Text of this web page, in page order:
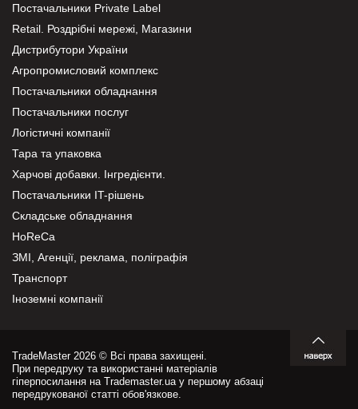
Постачальники Private Label
Retail. Роздрібні мережі, Магазини
Дистрибутори України
Агропромисловий комплекс
Постачальники обладнання
Постачальники послуг
Логістичні компанії
Тара та упаковка
Харчові добавки. Інгредієнти.
Постачальники IT-рішень
Складське обладнання
HoReCa
ЗМІ, Агенції, реклама, поліграфія
Транспорт
Іноземні компанії
TradeMaster 2026 © Всі права захищені.
При передруку та використанні матеріалів
гіперпосилання на Trademaster.ua у першому абзаці
передрукованої статті обов'язкове.